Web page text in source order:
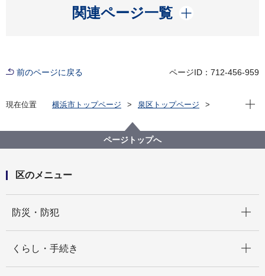
関連ページ一覧
開く
前のページに戻る ページID：712-456-959
現在位置 横浜市トップページ
泉区トップページ
写真で綴る泉区 区民提供写真紹介
写真で綴る泉区 区民提供写真紹介 一般写真(2)
現在
ページトップへ
区のメニュー
防災・防犯
くらし・手続き